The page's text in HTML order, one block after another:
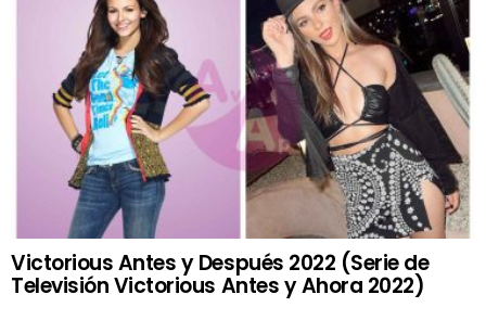
Victorious Antes y Después 2022 (Serie de
Televisión Victorious Antes y Ahora 2022)